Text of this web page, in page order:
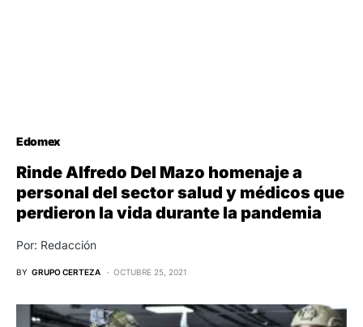
Edomex
Rinde Alfredo Del Mazo homenaje a
personal del sector salud y médicos que
perdieron la vida durante la pandemia
Por: Redacción
BY GRUPO CERTEZA OCTUBRE 25, 2021